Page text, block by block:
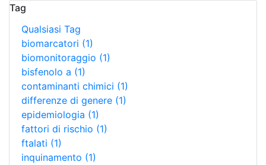
Tag
Qualsiasi Tag
biomarcatori (1)
biomonitoraggio (1)
bisfenolo a (1)
contaminanti chimici (1)
differenze di genere (1)
epidemiologia (1)
fattori di rischio (1)
ftalati (1)
inquinamento (1)